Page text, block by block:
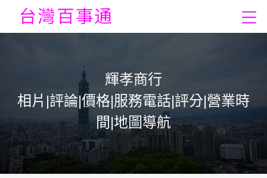
輝孝商行
相片|評論|價格|服務電話|評分|營業時
間|地圖導航